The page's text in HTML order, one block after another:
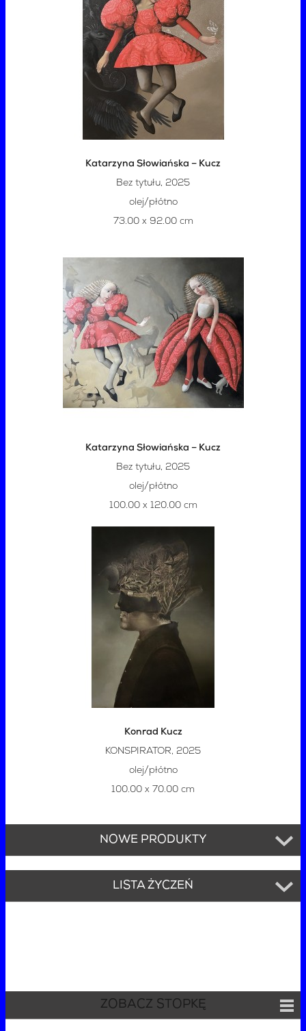
Katarzyna Słowiańska – Kucz
Bez tytułu, 2025
olej/płótno
73.00 x 92.00 cm
Katarzyna Słowiańska – Kucz
Bez tytułu, 2025
olej/płótno
100.00 x 120.00 cm
Konrad Kucz
KONSPIRATOR, 2025
olej/płótno
100.00 x 70.00 cm
NOWE PRODUKTY
LISTA ŻYCZEŃ
ZOBACZ STOPKĘ